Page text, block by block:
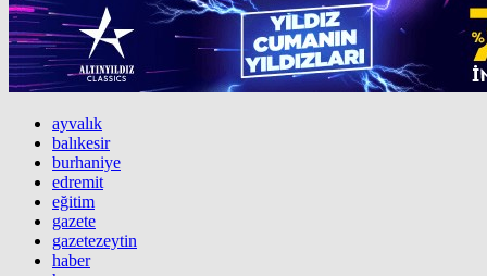
ayvalık
balıkesir
burhaniye
edremit
eğitim
gazete
gazetezeytin
haber